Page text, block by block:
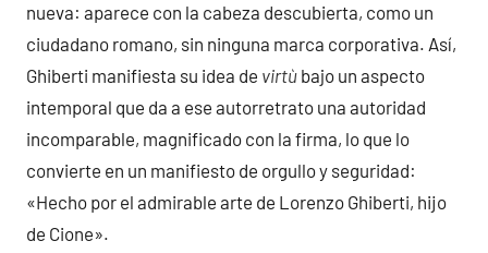
nueva: aparece con la cabeza descubierta, como un
ciudadano romano, sin ninguna marca corporativa. Así,
Ghiberti manifiesta su idea de virtù bajo un aspecto
intemporal que da a ese autorretrato una autoridad
incomparable, magnificado con la firma, lo que lo
convierte en un manifiesto de orgullo y seguridad:
«Hecho por el admirable arte de Lorenzo Ghiberti, hijo
de Cione».